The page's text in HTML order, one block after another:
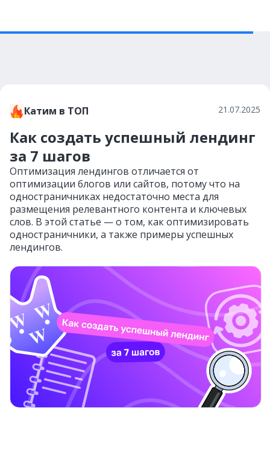
Катим в ТОП 21.07.2025
Как создать успешный лендинг
за 7 шагов
Оптимизация лендингов отличается от
оптимизации блогов или сайтов, потому что на
одностраничниках недостаточно места для
размещения релевантного контента и ключевых
слов. В этой статье — о том, как оптимизировать
одностраничники, а также примеры успешных
лендингов.